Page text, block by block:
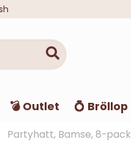
💣 Outlet 💍 Bröllop
Partyhatt, Bamse, 8-pack